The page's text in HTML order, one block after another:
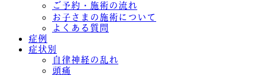
ご予約・施術の流れ
お子さまの施術について
よくある質問
症例
症状別
自律神経の乱れ
頭痛